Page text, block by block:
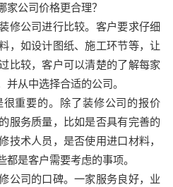
公司价格更合理？
公司进行比较。客户要求仔细
，如设计图纸、施工环节等，让
比较，客户可以清楚的了解每家
从中选择合适的公司。
重要的。除了装修公司的报价
服务质量，比如是否具有完善的
技术人员，是否使用进口材料，
是客户需要考虑的事项。
司的口碑。一家服务良好，业